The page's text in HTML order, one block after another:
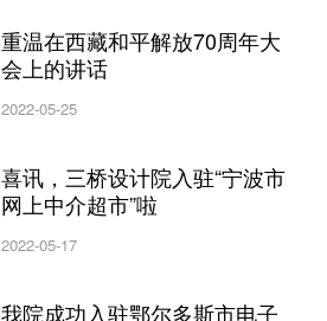
重温在西藏和平解放70周年大
会上的讲话
2022-05-25
喜讯，三桥设计院入驻“宁波市
网上中介超市”啦
2022-05-17
我院成功入驻鄂尔多斯市电子